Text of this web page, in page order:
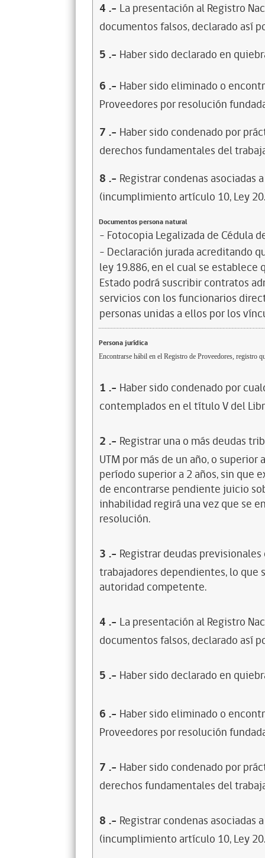
4 .- La presentación al Registro
documentos falsos, declarado así
5 .- Haber sido declarado en
6 .- Haber sido eliminado o
Proveedores por resolución
7 .- Haber sido condenado por
derechos fundamentales del
8 .- Registrar condenas asociadas
(incumplimiento artículo 10, Ley
Documentos persona natural
- Fotocopia Legalizada de Cédula
- Declaración jurada acreditando
ley 19.886, en el cual se
Estado podrá suscribir contratos
servicios con los funcionarios
personas unidas a ellos por los
Persona jurídica
Encontrarse hábil en el Registro de Proveedores, registro
1 .- Haber sido condenado por
contemplados en el título V del
2 .- Registrar una o más deudas
UTM por más de un año, o
período superior a 2 años, sin que
de encontrarse pendiente juicio
inhabilidad regirá una vez que se
resolución.
3 .- Registrar deudas
trabajadores dependientes, lo
autoridad competente.
4 .- La presentación al Registro
documentos falsos, declarado así
5 .- Haber sido declarado en
6 .- Haber sido eliminado o
Proveedores por resolución
7 .- Haber sido condenado por
derechos fundamentales del
8 .- Registrar condenas asociadas
(incumplimiento artículo 10, Ley